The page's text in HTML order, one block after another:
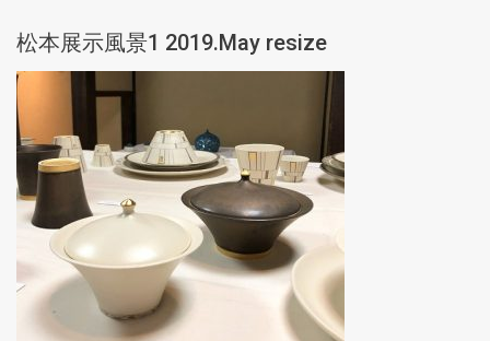
松本展示風景1 2019.May resize